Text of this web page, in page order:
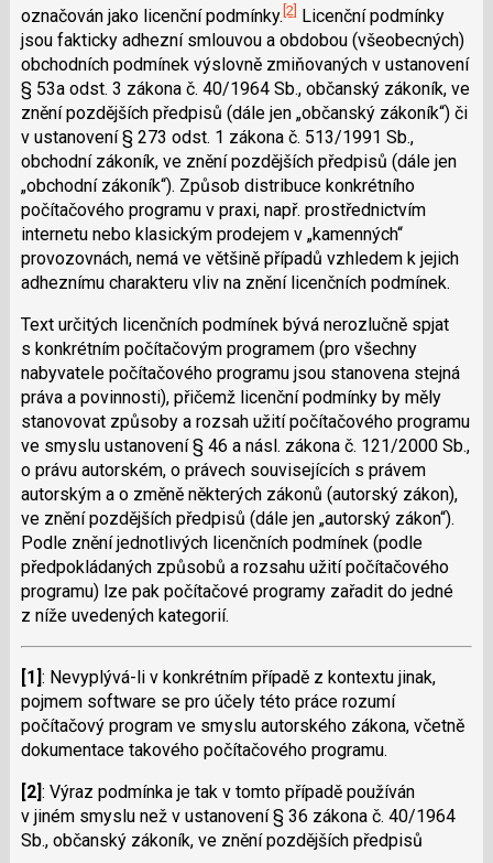
označován jako licenční podmínky. [2] Licenční podmínky
jsou fakticky adhezní smlouvou a obdobou (všeobecných)
obchodních podmínek výslovně zmiňovaných v ustanovení
§ 53a odst. 3 zákona č. 40/1964 Sb., občanský zákoník, ve
znění pozdějších předpisů (dále jen „občanský zákoník“) či
v ustanovení § 273 odst. 1 zákona č. 513/1991 Sb.,
obchodní zákoník, ve znění pozdějších předpisů (dále jen
„obchodní zákoník“). Způsob distribuce konkrétního
počítačového programu v praxi, např. prostřednictvím
internetu nebo klasickým prodejem v „kamenných“
provozovnách, nemá ve většině případů vzhledem k jejich
adheznímu charakteru vliv na znění licenčních podmínek.
Text určitých licenčních podmínek bývá nerozlučně spjat
s konkrétním počítačovým programem (pro všechny
nabyvatele počítačového programu jsou stanovena stejná
práva a povinnosti), přičemž licenční podmínky by měly
stanovovat způsoby a rozsah užití počítačového programu
ve smyslu ustanovení § 46 a násl. zákona č. 121/2000 Sb.,
o právu autorském, o právech souvisejících s právem
autorským a o změně některých zákonů (autorský zákon),
ve znění pozdějších předpisů (dále jen „autorský zákon“).
Podle znění jednotlivých licenčních podmínek (podle
předpokládaných způsobů a rozsahu užití počítačového
programu) lze pak počítačové programy zařadit do jedné
z níže uvedených kategorií.
[1]: Nevyplývá-li v konkrétním případě z kontextu jinak,
pojmem software se pro účely této práce rozumí
počítačový program ve smyslu autorského zákona, včetně
dokumentace takového počítačového programu.
[2]: Výraz podmínka je tak v tomto případě používán
v jiném smyslu než v ustanovení § 36 zákona č. 40/1964
Sb., občanský zákoník, ve znění pozdějších předpisů